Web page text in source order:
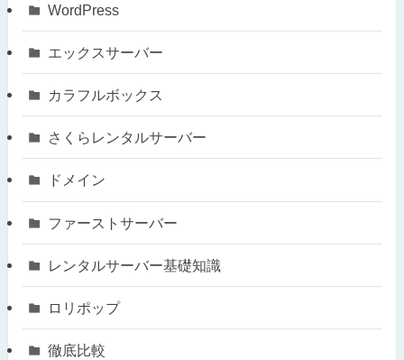
WordPress
エックスサーバー
カラフルボックス
さくらレンタルサーバー
ドメイン
ファーストサーバー
レンタルサーバー基礎知識
ロリポップ
徹底比較